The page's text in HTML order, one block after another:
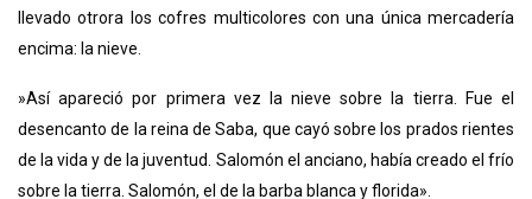
llevado otrora los cofres multicolores con una única mercadería
encima: la nieve.
»Así apareció por primera vez la nieve sobre la tierra. Fue el
desencanto de la reina de Saba, que cayó sobre los prados rientes
de la vida y de la juventud. Salomón el anciano, había creado el frío
sobre la tierra. Salomón, el de la barba blanca y florida».